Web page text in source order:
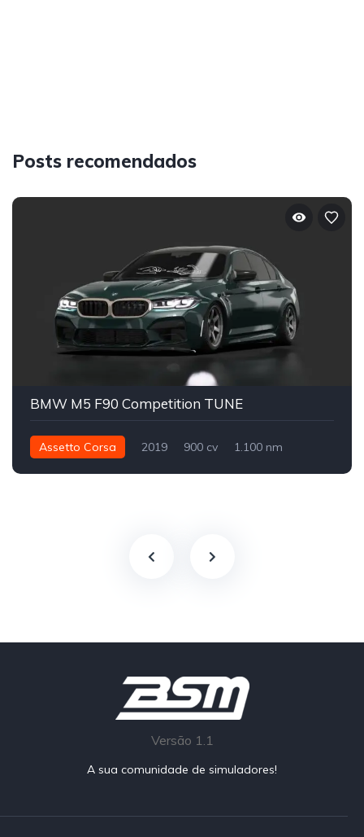
Posts recomendados
BMW M5 F90 Competition TUNE
Assetto Corsa 2019 900 cv
1.100 nm
Versão 1.1
A sua comunidade de simuladores!